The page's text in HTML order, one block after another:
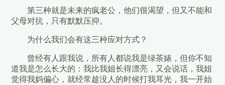
第三种就是未来的疯老公，他们很渴望，但又不能和
父母对抗，只有默默压抑。
为什么我们会有这三种应对方式？
曾经有人跟我说，所有人都说我是绿茶婊，但你不知
道我是怎么长大的：我比我姐长得漂亮，又会说话，我姐
觉得我妈偏心，就经常趁没人的时候打我耳光，我一开始